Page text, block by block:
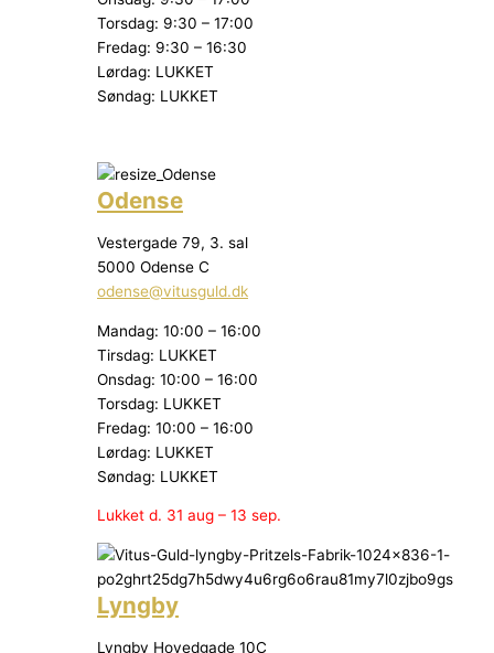
Torsdag: 9:30 – 17:00
Fredag: 9:30 – 16:30
Lørdag: LUKKET
Søndag: LUKKET
Odense
Vestergade 79, 3. sal
5000 Odense C
odense@vitusguld.dk
Mandag: 10:00 – 16:00
Tirsdag: LUKKET
Onsdag: 10:00 – 16:00
Torsdag: LUKKET
Fredag: 10:00 – 16:00
Lørdag: LUKKET
Søndag: LUKKET
Lukket d. 31 aug – 13 sep.
Lyngby
Lyngby Hovedgade 10C